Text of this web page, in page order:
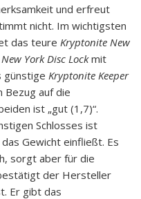
und erfreut
nicht. Im wichtigsten
das teure Kryptonite New
York Disc Lockmit
günstige Kryptonite Keeper
Bezug auf die
ist „gut (1,7)“.
Schlosses ist
Gewicht einfließt. Es
sorgt aber für die
der Hersteller
Er gibt das